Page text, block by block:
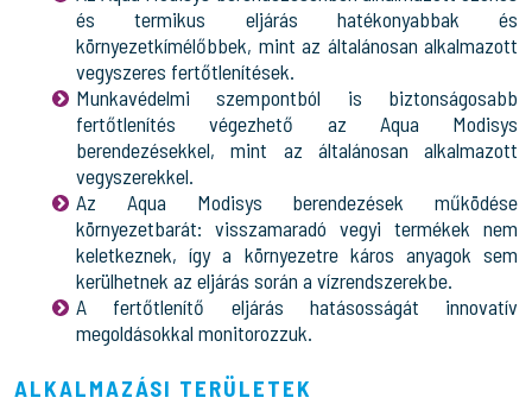
és termikus eljárás hatékonyabbak és
környezetkímélőbbek, mint az általánosan alkalmazott
vegyszeres fertőtlenítések.
Munkavédelmi szempontból is biztonságosabb
fertőtlenítés végezhető az Aqua Modisys
berendezésekkel, mint az általánosan alkalmazott
vegyszerekkel.
Az Aqua Modisys berendezések működése
környezetbarát: visszamaradó vegyi termékek nem
keletkeznek, így a környezetre káros anyagok sem
kerülhetnek az eljárás során a vízrendszerekbe.
A fertőtlenítő eljárás hatásosságát innovatív
megoldásokkal monitorozzuk.
ALKALMAZÁSI TERÜLETEK